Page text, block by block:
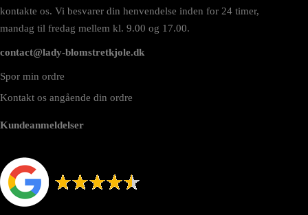
kontakte os. Vi besvarer din henvendelse inden for 24 timer,
mandag til fredag mellem kl. 9.00 og 17.00.
contact@lady-blomstretkjole.dk
Spor min ordre
Kontakt os angående din ordre
Kundeanmeldelser